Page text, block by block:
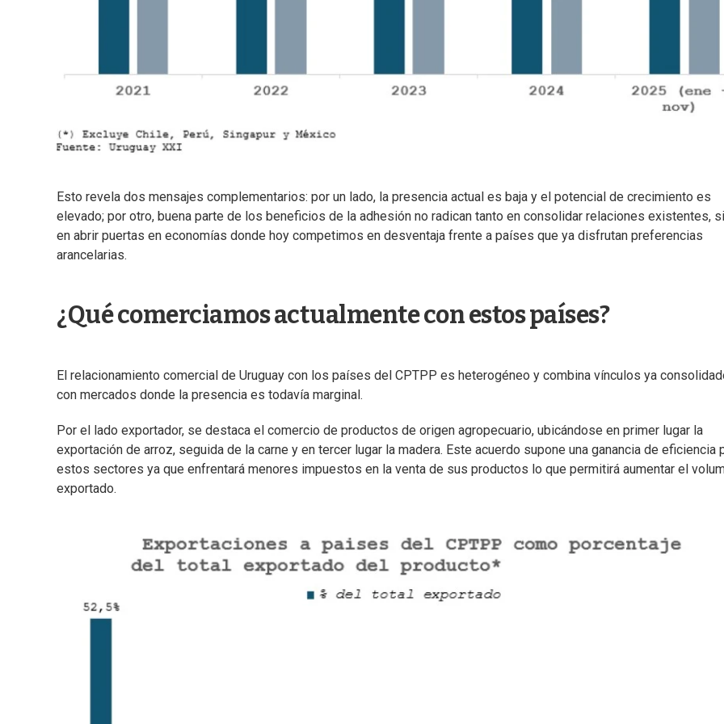
Esto revela dos mensajes complementarios: por un lado, la presencia actual es baja y el potencial de crecimiento es
elevado; por otro, buena parte de los beneficios de la adhesión no radican tanto en consolidar relaciones existentes,
en abrir puertas en economías donde hoy competimos en desventaja frente a países que ya disfrutan preferencias
arancelarias.
¿Qué comerciamos actualmente con estos países?
El relacionamiento comercial de Uruguay con los países del CPTPP es heterogéneo y combina vínculos ya
con mercados donde la presencia es todavía marginal.
Por el lado exportador, se destaca el comercio de productos de origen agropecuario, ubicándose en primer lugar la
exportación de arroz, seguida de la carne y en tercer lugar la madera. Este acuerdo supone una ganancia de eficiencia
estos sectores ya que enfrentará menores impuestos en la venta de sus productos lo que permitirá aumentar el
exportado.